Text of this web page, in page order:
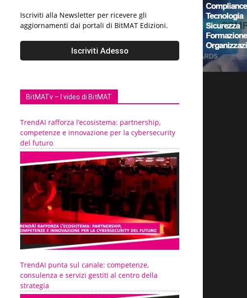
Iscriviti alla Newsletter per ricevere gli
aggiornamenti dai portali di BitMAT Edizioni.
BitMATv – I video di BitMAT
TrendAI rafforza l’ecosistema: partnership,
competenze e innovazione per la cybersecurity
del futuro
TrendAI punta sul canale: competenze,
consulenza e servizi gestiti al centro della
strategia